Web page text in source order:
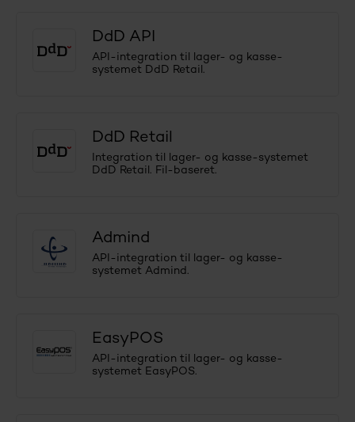
DdD API
API-integration til lager- og kasse-
systemet DdD Retail.
DdD Retail
Integration til lager- og kasse-systemet
DdD Retail. Fil-baseret.
Admind
API-integration til lager- og kasse-
systemet Admind.
EasyPOS
API-integration til lager- og kasse-
systemet EasyPOS.